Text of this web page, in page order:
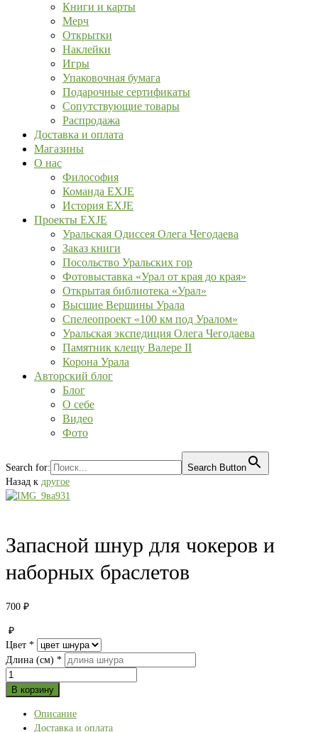
Книги и карты
Мерч
Открытки
Наклейки
Игры
Упаковочная бумага
Подарочные сертификаты
Сопутствующие товары
Распродажа
Доставка и оплата
Магазины
О нас
Философия
Команда EXJE
История EXJE
Проекты EXJE
Уральская Одиссея Олега Чегодаева
Заказ книги
Посольство Уральских гор
Фотовыставка «Урал от края до края»
Открытая библиотека «Урал»
Высшие Вершины Урала
Спелеопроект «100 км под Уралом»
Уральская экспедиция Олега Чегодаева
Памятник клещу Валере II
Корона Урала
Авторский блог
Блог
О себе
Видео
Фото
Search for:
Search Button
Назад к другое
Запасной шнур для чокеров и
наборных браслетов
700 ₽
₽
Цвет *
Длина (см) *
Количество
товара
шнур
В корзину
Описание
Доставка и оплата